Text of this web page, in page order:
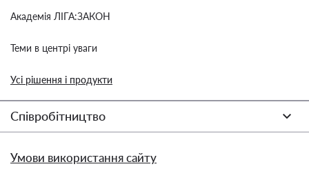
Академія ЛІГА:ЗАКОН
Теми в центрі уваги
Усі рішення і продукти
Співробітництво
Умови використання сайту